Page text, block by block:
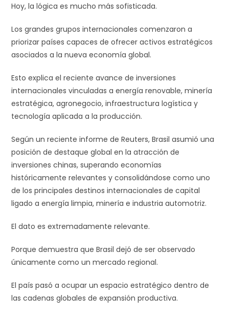
Hoy, la lógica es mucho más sofisticada.
Los grandes grupos internacionales comenzaron a
priorizar países capaces de ofrecer activos estratégicos
asociados a la nueva economía global.
Esto explica el reciente avance de inversiones
internacionales vinculadas a energía renovable, minería
estratégica, agronegocio, infraestructura logística y
tecnología aplicada a la producción.
Según un reciente informe de Reuters, Brasil asumió una
posición de destaque global en la atracción de
inversiones chinas, superando economías
históricamente relevantes y consolidándose como uno
de los principales destinos internacionales de capital
ligado a energía limpia, minería e industria automotriz.
El dato es extremadamente relevante.
Porque demuestra que Brasil dejó de ser observado
únicamente como un mercado regional.
El país pasó a ocupar un espacio estratégico dentro de
las cadenas globales de expansión productiva.